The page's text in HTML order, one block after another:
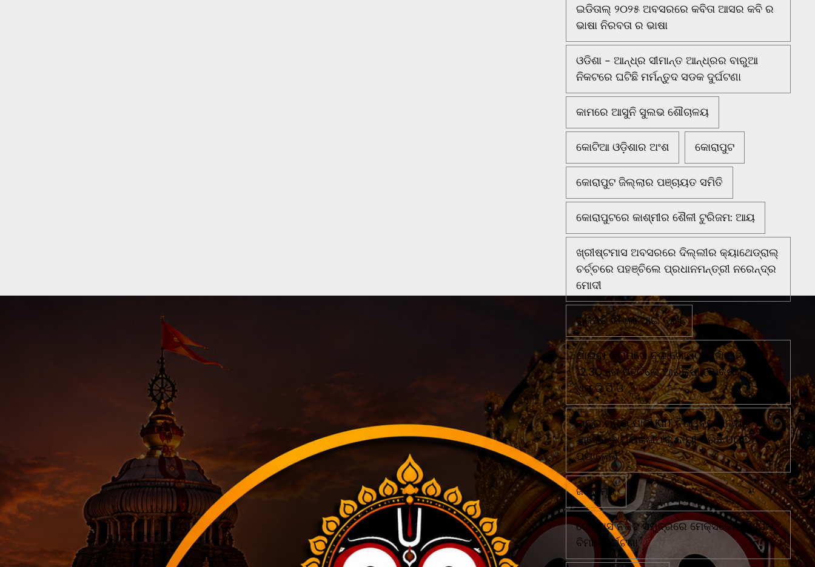
ଇଡିତାଲ୍ ୨୦୨୫ ଅବସରରେ କବିତା ଆସର କବି ର
ଭାଷା ନିରବତା ର ଭାଷା
ଓଡିଶା - ଆନ୍ଧ୍ର ସୀମାନ୍ତ ଆନ୍ଧ୍ରର ବାରୁଆ
ନିକଟରେ ଘଟିଛି ମର୍ମନ୍ତୁଦ ସଡକ ଦୁର୍ଘଟଣା
କାମରେ ଆସୁନି ସୁଲଭ ଶୌଚାଳୟ
କୋଟିଆ ଓଡ଼ିଶାର ଅଂଶ କୋରାପୁଟ
କୋରାପୁଟ ଜିଲ୍ଲାର ପଞ୍ଚାୟତ ସମିତି
କୋରାପୁଟରେ କାଶ୍ମୀର ଶୈଳୀ ଟୁରିଜମ: ଆୟ
ଖ୍ରୀଷ୍ଟମାସ ଅବସରରେ ଦିଲ୍ଲୀର କ୍ୟାଥେଡ୍ରାଲ୍
ଚର୍ଚ୍ଚରେ ପହଞ୍ଚିଲେ ପ୍ରଧାନମନ୍ତ୍ରୀ ନରେନ୍ଦ୍ର
ମୋଦୀ
ଗଜପତି ଜିଲ୍ଲା ପାଇଁ ଦୁଃଖ
ଗାଇବା ଗ୍ରାମରେ ଦୁଇ ଗୋଷ୍ଠୀ ମୁହାଁ ମୁହିଁରାତି
12.30 ରେ ପହଁଚିଲେ ଆରକ୍ଷୀ ଅଧିକ୍ଷକ ଏବଂ
ଏସ ଡି ପି ଓ
ଛାତ୍ର ମୃତ୍ୟୁ ପାଇଁ KIIT ବିଶ୍ୱବିଦ୍ୟାଳୟର
'ଅବୈଧ କାର୍ଯ୍ୟକଳାପ'କୁ ଦାୟୀ କରିଛି UGC
ପ୍ୟାନେଲ
ଜଣେ ମୃତ
ଟେକ୍ସାସ ନିକଟ ସମୁଦ୍ରରେ ମେକ୍ସିକୋ ନୌସେନା
ବିମାନ ଦୁର୍ଘଟଣା